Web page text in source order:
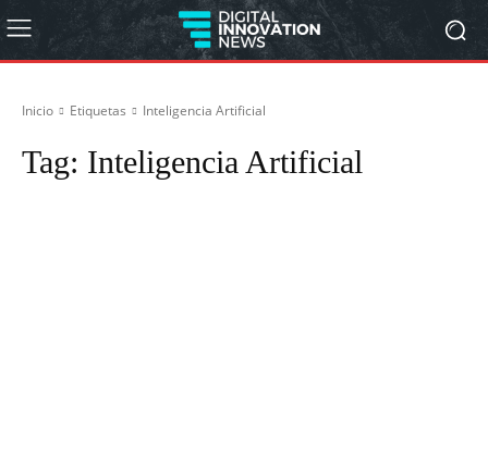
Inicio Etiquetas Inteligencia Artificial
Tag: Inteligencia Artificial